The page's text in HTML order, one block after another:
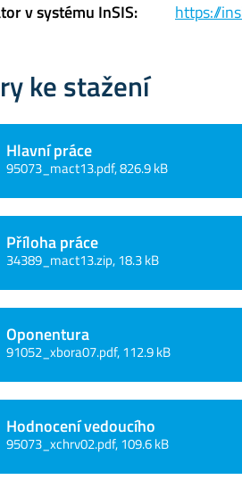
v systému InSIS:
https://
ke stažení
Hlavní práce
95073_mact13.pdf, 826.9 kB
Příloha práce
34389_mact13.zip, 18.3 kB
Oponentura
91052_xbora07.pdf, 112.9 kB
Hodnocení vedoucího
95073_xchrv02.pdf, 109.6 kB